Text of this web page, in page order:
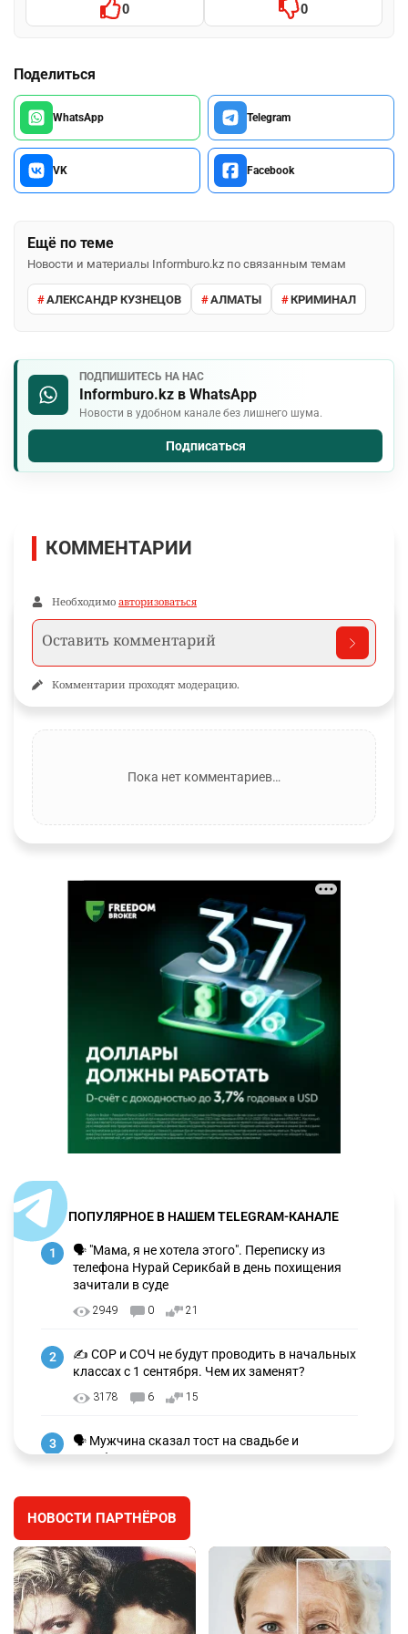
0 0
Поделиться
WhatsApp Telegram
VK Facebook
Ещё по теме
Новости и материалы Informburo.kz по связанным темам
АЛЕКСАНДР КУЗНЕЦОВ АЛМАТЫ КРИМИНАЛ
ПОДПИШИТЕСЬ НА НАС
Informburo.kz в WhatsApp
Новости в удобном канале без лишнего шума.
Подписаться
КОММЕНТАРИИ
Необходимо авторизоваться
Комментарии проходят модерацию.
Пока нет комментариев…
ПОПУЛЯРНОЕ В НАШЕМ TELEGRAM-КАНАЛЕ
1
🗣 "Мама, я не хотела этого". Переписку из
телефона Нурай Серикбай в день похищения
зачитали в суде
2949 0 21
2
✍️ СОР и СОЧ не будут проводить в начальных
классах с 1 сентября. Чем их заменят?
3178 6 15
3
🗣 Мужчина сказал тост на свадьбе и
заработал уголовное дело
⚠️ Доброе утро, друзья! Предлагаем обзор
главных новостей за 4 августа
2722 0 1
5
🗣Глава государства направил телеграмму
НОВОСТИ ПАРТНЁРОВ